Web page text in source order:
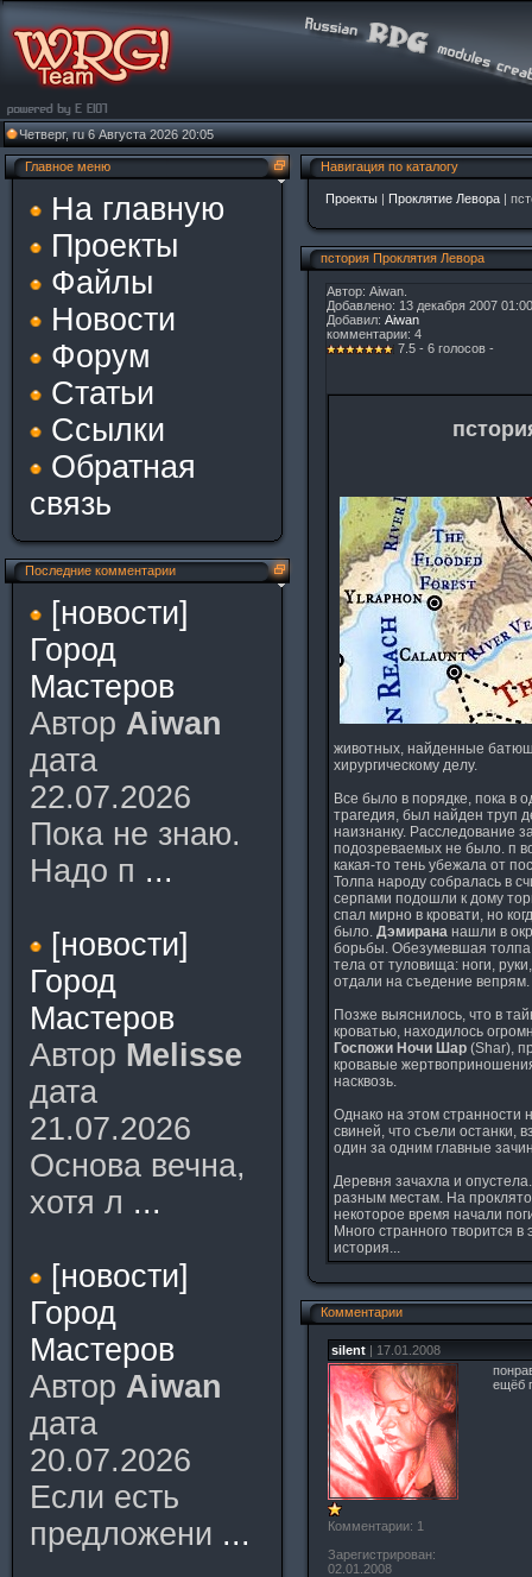
Четверг, ru 6 Августа 2026 20:05
Главное меню
На главную
Проекты
Файлы
Новости
Форум
Статьи
Ссылки
Обратная
связь
Последние комментарии
[новости]
Город
Мастеров
Автор Aiwan
дата
22.07.2026
Пока не знаю.
Надо п ...
[новости]
Город
Мастеров
Автор Melisse
дата
21.07.2026
Основа вечна,
хотя л ...
[новости]
Город
Мастеров
Автор Aiwan
дата
20.07.2026
Если есть
предложени ...
Навигация по каталогу
Проекты | Проклятие Левора |
пстория Проклятия Левора
Автор: Aiwan.
Добавлено: 13 декабря 2007 01:00
Добавил: Aiwan
комментарии: 4
7.5 - 6 голосов -
животных, найденные
хирургическому делу.
Все было в порядке, пока в
трагедия, был найден труп
наизнанку. Расследование
подозреваемых не было. п
какая-то тень убежала от
Толпа народу собралась в
серпами подошли к дому
спал мирно в кровати, но
было. Дэмирана нашли в
борьбы. Обезумевшая
тела от туловища: ноги,
отдали на съедение вепрям.
Позже выяснилось, что в
кроватью, находилось
Госпожи Ночи Шар (Shar),
кровавые
насквозь.
Однако на этом странности
свиней, что съели останки,
один за одним главные
Деревня зачахла и
разным местам. На
некоторое время начали
Много странного творится
история...
Комментарии
silent | 17.01.2008
Комментарии: 1
Зарегистрирован:
02.01.2008
ещёб